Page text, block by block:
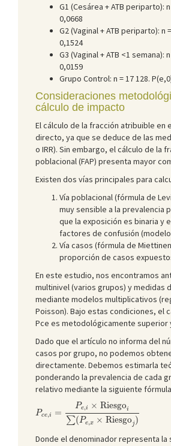
G1 (Cesárea + ATB periparto):
0,0668
G2 (Vaginal + ATB periparto): n
0,1524
G3 (Vaginal + ATB <1 semana):
0,0159
Grupo Control: n = 17 128.
Consideraciones
cálculo de impacto
El cálculo de la fracción atribuible en
directo, ya que se deduce de las
o IRR). Sin embargo, el cálculo de la
poblacional (FAP) presenta mayor
Existen dos vías principales para
Vía poblacional (fórmula de
muy sensible a la prevalencia
que la exposición es binaria y
factores de confusión
Vía casos (fórmula de
proporción de casos
En este estudio, nos encontramos
multinivel (varios grupos) y medidas
mediante modelos multiplicativos
Poisson). Bajo estas condiciones, el
Pce es metodológicamente superior
Dado que el artículo no informa del
casos por grupo, no podemos
directamente. Debemos estimarla
ponderando la prevalencia de cada
relativo mediante la siguiente
Pce,i =
Pe,i × Riesgoi
∑(Pe,x × Riesgoj)
×Riesgoi∑
Donde el denominador representa la